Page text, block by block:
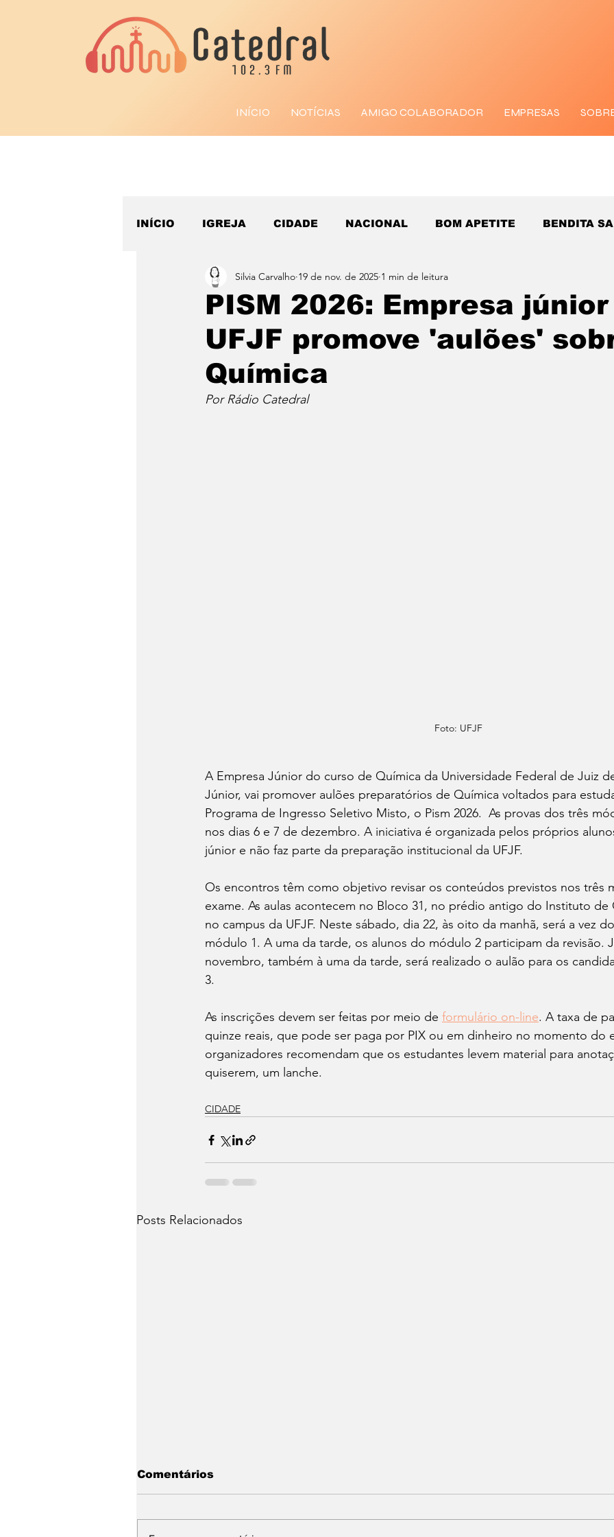
INÍCIO NOTÍCIAS AMIGO COLABORADOR EMPRESAS
INÍCIO IGREJA CIDADE NACIONAL BOM APETITE BENDITA
ESPORTE
PISM 2026: Empresa
UFJF promove 'aulões'
Química
Silvia Carvalho 19 de nov. de 2025 1 min de leitura
Por Rádio Catedral
Foto: UFJF
A Empresa Júnior do curso de Química da Universidade Federal de Juiz
Júnior, vai promover aulões preparatórios de Química voltados para
Programa de Ingresso Seletivo Misto, o Pism 2026.  As provas dos três
nos dias 6 e 7 de dezembro. A iniciativa é organizada pelos próprios
júnior e não faz parte da preparação institucional da UFJF.
Os encontros têm como objetivo revisar os conteúdos previstos nos três
exame. As aulas acontecem no Bloco 31, no prédio antigo do Instituto de
no campus da UFJF. Neste sábado, dia 22, às oito da manhã, será a vez
módulo 1. A uma da tarde, os alunos do módulo 2 participam da revisão.
novembro, também à uma da tarde, será realizado o aulão para os
3.
As inscrições devem ser feitas por meio de formulário on-line. A taxa de
quinze reais, que pode ser paga por PIX ou em dinheiro no momento do
organizadores recomendam que os estudantes levem material para
quiserem, um lanche.
CIDADE
Posts Relacionados
Comentários